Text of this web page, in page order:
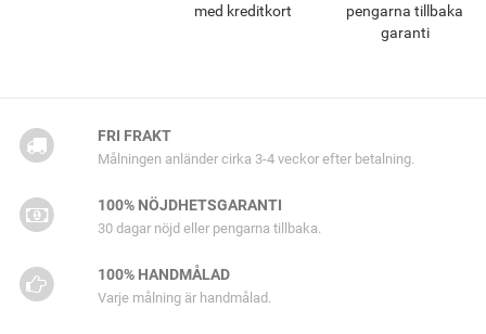
med kreditkort
pengarna tillbaka
garanti
FRI FRAKT
Målningen anländer cirka 3-4 veckor efter betalning.
100% NÖJDHETSGARANTI
30 dagar nöjd eller pengarna tillbaka.
100% HANDMÅLAD
Varje målning är handmålad.